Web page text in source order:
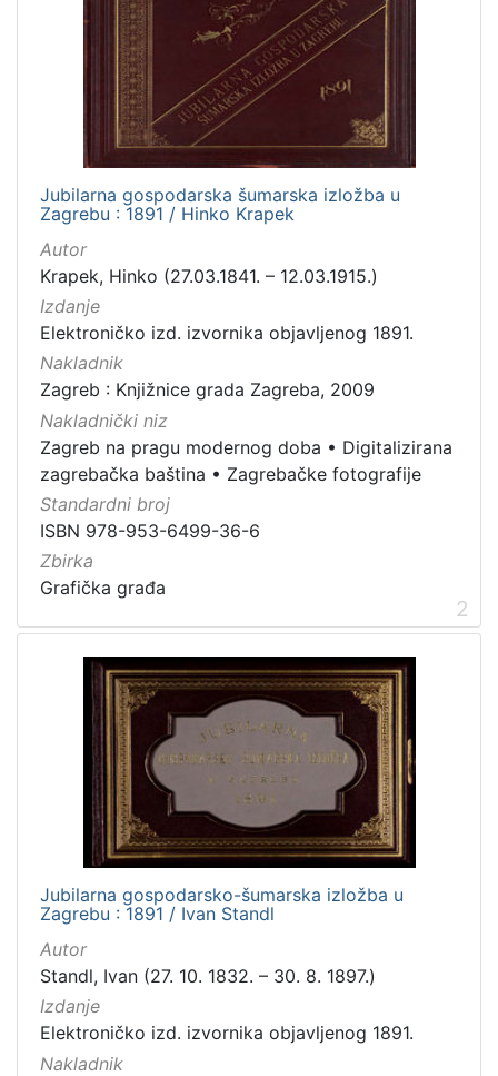
Digitalizirana zagrebačka baština
Zagrebačke fotografije
Zagreb na pragu modernog doba
Prava
Javno dobro
Vrsta
građe
grafička građa
fotografija
Grafička građa
Jubilarna gospodarska šumarska izložba u
Zagrebu : 1891 / Hinko Krapek
Autor
Krapek, Hinko (27.03.1841. – 12.03.1915.)
Izdanje
Elektroničko izd. izvornika objavljenog 1891.
Nakladnik
Zagreb : Knjižnice grada Zagreba, 2009
Nakladnički niz
Zagreb na pragu modernog doba • Digitalizirana
zagrebačka baština • Zagrebačke fotografije
Standardni broj
ISBN 978-953-6499-36-6
Zbirka
Grafička građa
2
Jubilarna gospodarsko-šumarska izložba u
Zagrebu : 1891 / Ivan Standl
Autor
Standl, Ivan (27. 10. 1832. – 30. 8. 1897.)
Izdanje
Elektroničko izd. izvornika objavljenog 1891.
Nakladnik